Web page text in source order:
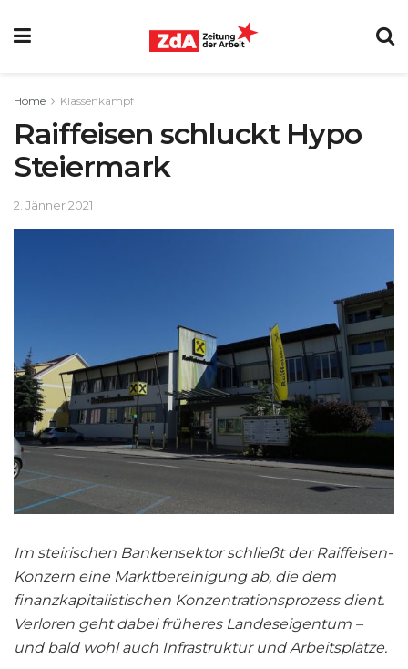
Home Klassenkampf
Raiffeisen schluckt Hypo
Steiermark
2. Jänner 2021
Im steirischen Bankensektor schließt der Raiffeisen-
Konzern eine Marktbereinigung ab, die dem
finanzkapitalistischen Konzentrationsprozess dient.
Verloren geht dabei früheres Landeseigentum –
und bald wohl auch Infrastruktur und Arbeitsplätze.